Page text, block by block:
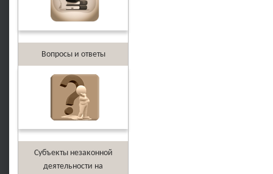
Вопросы и ответы
Субъекты незаконной
деятельности на